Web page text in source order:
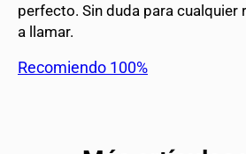
perfecto. Sin duda para cualquier
a llamar.
Recomiendo 100%